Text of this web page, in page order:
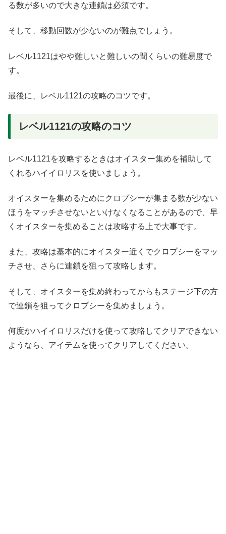
る数が多いので大きな連鎖は必須です。
そして、移動回数が少ないのが難点でしょう。
レベル1121はやや難しいと難しいの間くらいの難易度で
す。
最後に、レベル1121の攻略のコツです。
レベル1121の攻略のコツ
レベル1121を攻略するときはオイスター集めを補助して
くれるハイイロリスを使いましょう。
オイスターを集めるためにクロプシーが集まる数が少ない
ほうをマッチさせないといけなくなることがあるので、早
くオイスターを集めることは攻略する上で大事です。
また、攻略は基本的にオイスター近くでクロプシーをマッ
チさせ、さらに連鎖を狙って攻略します。
そして、オイスターを集め終わってからもステージ下の方
で連鎖を狙ってクロプシーを集めましょう。
何度かハイイロリスだけを使って攻略してクリアできない
ようなら、アイテムを使ってクリアしてください。